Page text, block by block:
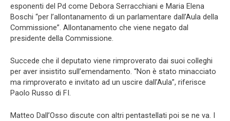
esponenti del Pd come Debora Serracchiani e Maria Elena
Boschi “per l’allontanamento di un parlamentare dall’Aula della
Commissione”. Allontanamento che viene negato dal
presidente della Commissione.
Succede che il deputato viene rimproverato dai suoi colleghi
per aver insistito sull’emendamento. “Non è stato minacciato
ma rimproverato e invitato ad un uscire dall’Aula”, riferisce
Paolo Russo di FI.
Matteo Dall’Osso discute con altri pentastellati poi se ne va. I